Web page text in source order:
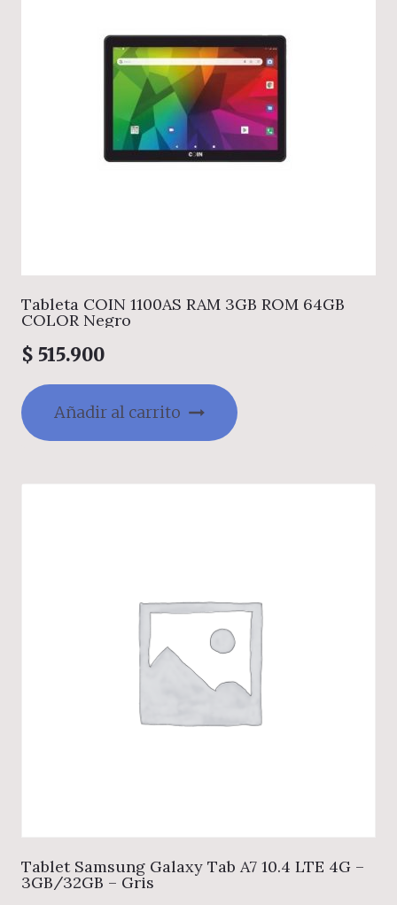
Tableta COIN 1100AS RAM 3GB ROM 64GB
COLOR Negro
$ 515.900
Añadir al carrito
Tablet Samsung Galaxy Tab A7 10.4 LTE 4G –
3GB/32GB – Gris